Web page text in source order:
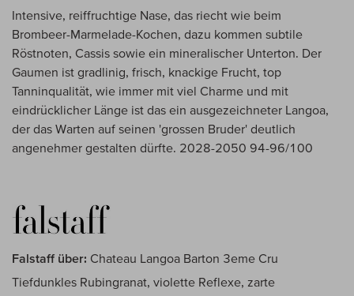
Intensive, reiffruchtige Nase, das riecht wie beim
Brombeer-Marmelade-Kochen, dazu kommen subtile
Röstnoten, Cassis sowie ein mineralischer Unterton. Der
Gaumen ist gradlinig, frisch, knackige Frucht, top
Tanninqualität, wie immer mit viel Charme und mit
eindrücklicher Länge ist das ein ausgezeichneter Langoa,
der das Warten auf seinen 'grossen Bruder' deutlich
angenehmer gestalten dürfte. 2028-2050 94-96/100
Falstaff über: Chateau Langoa Barton 3eme Cru
Tiefdunkles Rubingranat, violette Reflexe, zarte